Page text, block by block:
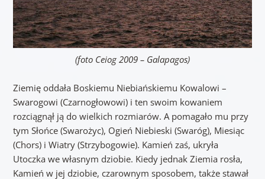
(foto Ceiog 2009 – Galapagos)
Ziemię oddała Boskiemu Niebiańskiemu Kowalowi –
Swarogowi (Czarnogłowowi) i ten swoim kowaniem
rozciągnął ją do wielkich rozmiarów. A pomagało mu przy
tym Słońce (Swarożyc), Ogień Niebieski (Swaróg), Miesiąc
(Chors) i Wiatry (Strzybogowie). Kamień zaś, ukryła
Utoczka we własnym dziobie. Kiedy jednak Ziemia rosła,
Kamień w jej dziobie, czarownym sposobem, także stawał